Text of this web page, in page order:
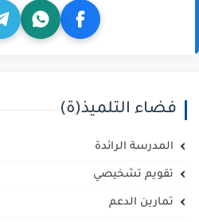
فضاء التلميذ(ة)
المدرسة الرائدة
تقويم تشخيصي
تمارين الدعم